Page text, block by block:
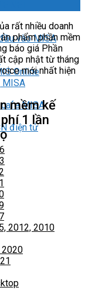
vào MISA
Online
MISA
cafe MISA
điện tử
2012, 2010
2020
rất nhiều doanh
phẩm phần mềm
báo giá Phần
cập nhật từ tháng
mới nhất hiện
mềm kế
1 lần